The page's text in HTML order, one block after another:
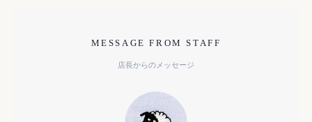
MESSAGE FROM STAFF
店長からのメッセージ